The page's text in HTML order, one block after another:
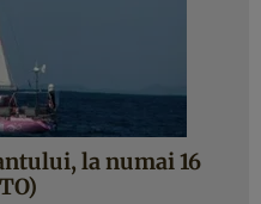
la numai 16